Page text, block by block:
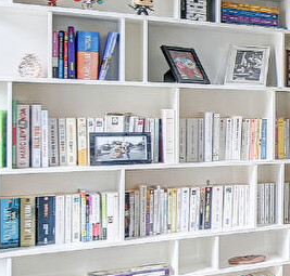
du RER, aux pieds des
etage d'un immeuble ancien bien
six pieces de 135,46 m2
vous offrant : entrée, sejour double
independante aménagée
nuit comprenant : quatre
avec dressing, une salle de
deux wcs independants.
recherche a deux pas de toutes
commerces, RER, renovation de